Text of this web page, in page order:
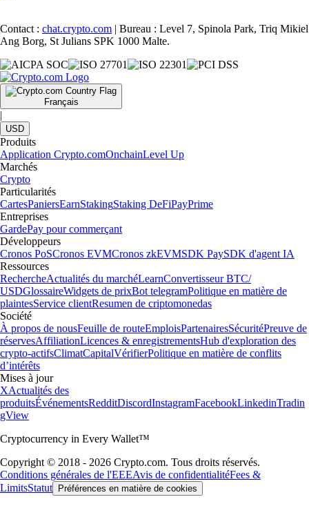
Contact : chat.crypto.com | Bureau : Level 7, Spinola Park, Triq Mikiel
Ang Borg, St Julians SPK 1000 Malte.
Français
|
USD
Produits
Application Crypto.comOnchainLevel Up
Marchés
Crypto
Particularités
CartesPaniersEarnStakingStaking DeFiPayPrime
Entreprises
GardePay pour commerçant
Développeurs
Cronos PoSCronos EVMCronos zkEVMSDK PaySDK d'agent IA
Ressources
RechercheActualités du marchéLearnConvertisseur BTC/
USDGlossaireWidgets de prixBot telegramPolitique en matière de
plaintesService clientResumen de criptomonedas
Société
À propos de nousFeuille de routeEmploisPartenairesSécuritéPreuve de
réservesAffiliationLicences & enregistrementsHub d'exploration des
crypto-actifsClimatCapitalVérifierPolitique en matière de conflits
d’intérêts
Mises à jour
XActualités des
produitsÉvénementsRedditDiscordInstagramFacebookLinkedinTradin
gView
Cryptocurrency in Every Wallet™
Copyright © 2018 - 2026 Crypto.com. Tous droits réservés.
Conditions générales de l'EEEAvis de confidentialitéFees &
LimitsStatut Préférences en matière de cookies